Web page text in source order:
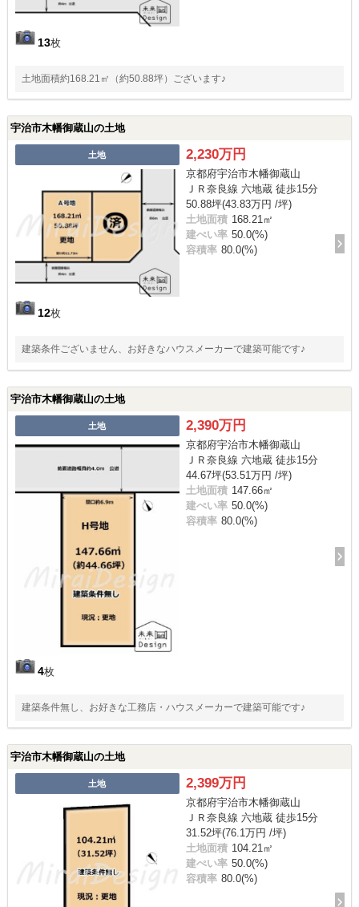
13枚
土地面積約168.21㎡（約50.88坪）ございます♪
宇治市木幡御蔵山の土地
土地
12枚
2,230万円
京都府宇治市木幡御蔵山
ＪＲ奈良線 六地蔵 徒歩15分
50.88坪(43.83万円 /坪)
土地面積 168.21㎡
建ぺい率 50.0(%)
容積率 80.0(%)
建築条件ございません、お好きなハウスメーカーで建築可能です♪
宇治市木幡御蔵山の土地
土地
4枚
2,390万円
京都府宇治市木幡御蔵山
ＪＲ奈良線 六地蔵 徒歩15分
44.67坪(53.51万円 /坪)
土地面積 147.66㎡
建ぺい率 50.0(%)
容積率 80.0(%)
建築条件無し、お好きな工務店・ハウスメーカーで建築可能です♪
宇治市木幡御蔵山の土地
土地 2,399万円
京都府宇治市木幡御蔵山
ＪＲ奈良線 六地蔵 徒歩15分
31.52坪(76.1万円 /坪)
土地面積 104.21㎡
建ぺい率 50.0(%)
容積率 80.0(%)